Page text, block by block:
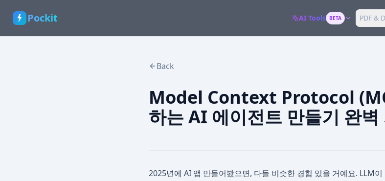
Pockit AI Tools BETA PDF &
Back
Model Context Protocol
하는 AI 에이전트 만들기 완벽
2025년에 AI 앱 만들어봤으면, 다들 비슷한 경험 있을 거예요. LLM